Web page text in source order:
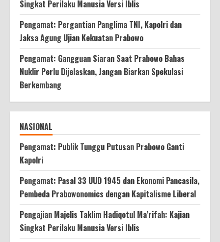
Singkat Perilaku Manusia Versi Iblis
Pengamat: Pergantian Panglima TNI, Kapolri dan
Jaksa Agung Ujian Kekuatan Prabowo
Pengamat: Gangguan Siaran Saat Prabowo Bahas
Nuklir Perlu Dijelaskan, Jangan Biarkan Spekulasi
Berkembang
NASIONAL
Pengamat: Publik Tunggu Putusan Prabowo Ganti
Kapolri
Pengamat: Pasal 33 UUD 1945 dan Ekonomi Pancasila,
Pembeda Prabowonomics dengan Kapitalisme Liberal
Pengajian Majelis Taklim Hadiqotul Ma’rifah: Kajian
Singkat Perilaku Manusia Versi Iblis